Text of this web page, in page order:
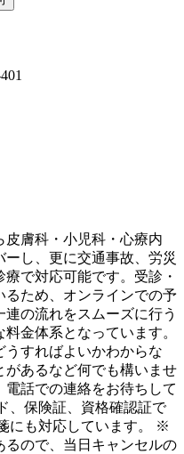
皮膚科・小児科・心療内
し、更に交通事故、労災
で対応可能です。受診・
ため、オンラインでの予
の流れをスムーズに行う
金体系となっています。
すればよいかわからな
があるなど何でも構いませ
話での連絡をお待ちして
、保険証、資格確認証で
にも対応しています。 ※
るので、当日キャンセルの